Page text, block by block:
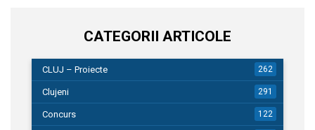
CATEGORII ARTICOLE
CLUJ – Proiecte 262
Clujeni 291
Concurs 122